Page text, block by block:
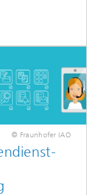
© Fraunhofer IAO